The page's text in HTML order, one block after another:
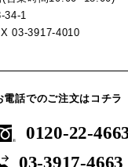
34-1
03-3917-4010
電話でのご注文はコチラ
0120-22-
03-3917-4663